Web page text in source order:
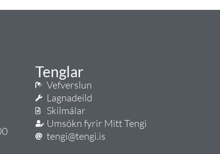
Tenglar
Vefverslun
Lagnadeild
Skilmálar
Umsókn fyrir Mitt Tengi
tengi@tengi.is